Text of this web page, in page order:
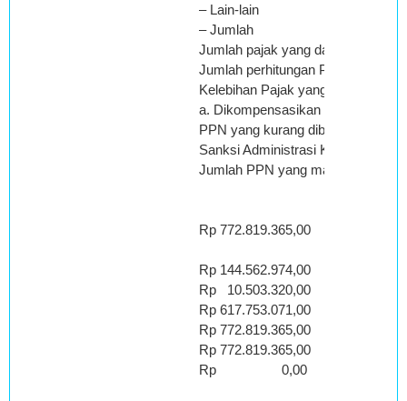
– Lain-lain
– Jumlah
Jumlah pajak yang dapat
Jumlah perhitungan PPN kurang
Kelebihan Pajak yang sudah:
a. Dikompensasikan ke masa
PPN yang kurang dibayar
Sanksi Administrasi Kenaikan
Jumlah PPN yang masih harus
Rp 772.819.365,00
Rp 144.562.974,00
Rp 10.503.320,00
Rp 617.753.071,00
Rp 772.819.365,00
Rp 772.819.365,00
Rp 0,00